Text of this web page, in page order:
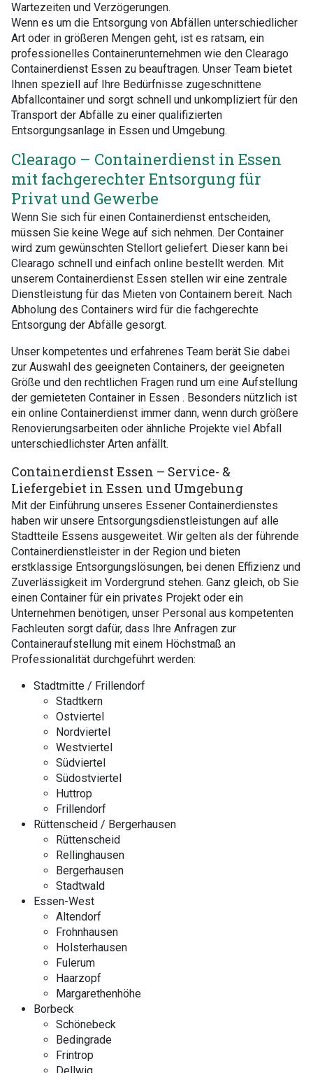
Wartezeiten und Verzögerungen.
Wenn es um die Entsorgung von Abfällen unterschiedlicher
Art oder in größeren Mengen geht, ist es ratsam, ein
professionelles Containerunternehmen wie den Clearago
Containerdienst Essen zu beauftragen. Unser Team bietet
Ihnen speziell auf Ihre Bedürfnisse zugeschnittene
Abfallcontainer und sorgt schnell und unkompliziert für den
Transport der Abfälle zu einer qualifizierten
Entsorgungsanlage in Essen und Umgebung.
Clearago – Containerdienst in Essen
mit fachgerechter Entsorgung für
Privat und Gewerbe
Wenn Sie sich für einen Containerdienst entscheiden,
müssen Sie keine Wege auf sich nehmen. Der Container
wird zum gewünschten Stellort geliefert. Dieser kann bei
Clearago schnell und einfach online bestellt werden. Mit
unserem Containerdienst Essen stellen wir eine zentrale
Dienstleistung für das Mieten von Containern bereit. Nach
Abholung des Containers wird für die fachgerechte
Entsorgung der Abfälle gesorgt.
Unser kompetentes und erfahrenes Team berät Sie dabei
zur Auswahl des geeigneten Containers, der geeigneten
Größe und den rechtlichen Fragen rund um eine Aufstellung
der gemieteten Container in Essen . Besonders nützlich ist
ein online Containerdienst immer dann, wenn durch größere
Renovierungsarbeiten oder ähnliche Projekte viel Abfall
unterschiedlichster Arten anfällt.
Containerdienst Essen – Service- &
Liefergebiet in Essen und Umgebung
Mit der Einführung unseres Essener Containerdienstes
haben wir unsere Entsorgungsdienstleistungen auf alle
Stadtteile Essens ausgeweitet. Wir gelten als der führende
Containerdienstleister in der Region und bieten
erstklassige Entsorgungslösungen, bei denen Effizienz und
Zuverlässigkeit im Vordergrund stehen. Ganz gleich, ob Sie
einen Container für ein privates Projekt oder ein
Unternehmen benötigen, unser Personal aus kompetenten
Fachleuten sorgt dafür, dass Ihre Anfragen zur
Containeraufstellung mit einem Höchstmaß an
Professionalität durchgeführt werden:
Stadtmitte / Frillendorf
Stadtkern
Ostviertel
Nordviertel
Westviertel
Südviertel
Südostviertel
Huttrop
Frillendorf
Rüttenscheid / Bergerhausen
Rüttenscheid
Rellinghausen
Bergerhausen
Stadtwald
Essen-West
Altendorf
Frohnhausen
Holsterhausen
Fulerum
Haarzopf
Margarethenhöhe
Borbeck
Schönebeck
Bedingrade
Frintrop